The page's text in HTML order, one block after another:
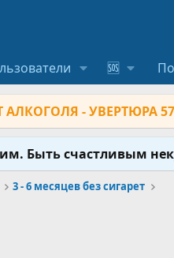
🆘
- УВЕРТЮРА
Быть счастливым
3 - 6 месяцев без сигарет